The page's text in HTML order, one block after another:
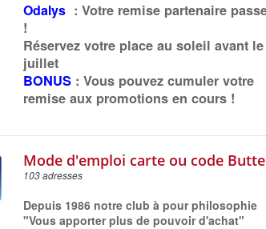
Odalys : Votre remise partenaire
!
Réservez votre place au soleil avant
juillet
BONUS : Vous pouvez cumuler votre
remise aux promotions en cours !
Mode d'emploi carte ou code
103 adresses
Depuis 1986 notre club à pour philosophie
"Vous apporter plus de pouvoir d'achat"